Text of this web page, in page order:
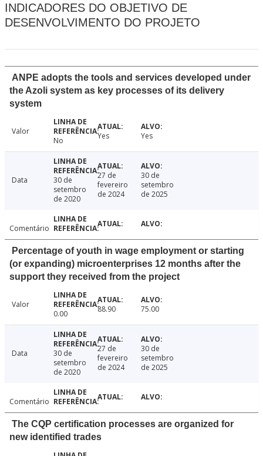
INDICADORES DO OBJETIVO DE
DESENVOLVIMENTO DO PROJETO
ANPE adopts the tools and services developed under
the Azoli system as key processes of its delivery
system
Valor
No
Yes Yes
Data
30 de
setembro
de 2020
27 de
fevereiro
de 2024
30 de
setembro
de 2025
Comentário
Percentage of youth in wage employment or starting
(or expanding) microenterprises 12 months after the
support they received from the project
Valor
0.00
88.90 75.00
Data
30 de
setembro
de 2020
27 de
fevereiro
de 2024
30 de
setembro
de 2025
Comentário
The CQP certification processes are organized for
new identified trades